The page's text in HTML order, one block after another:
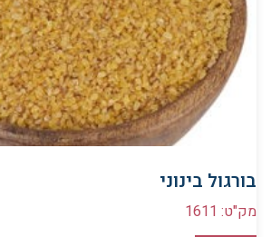
בורגול בינוני
מק"ט: 1611